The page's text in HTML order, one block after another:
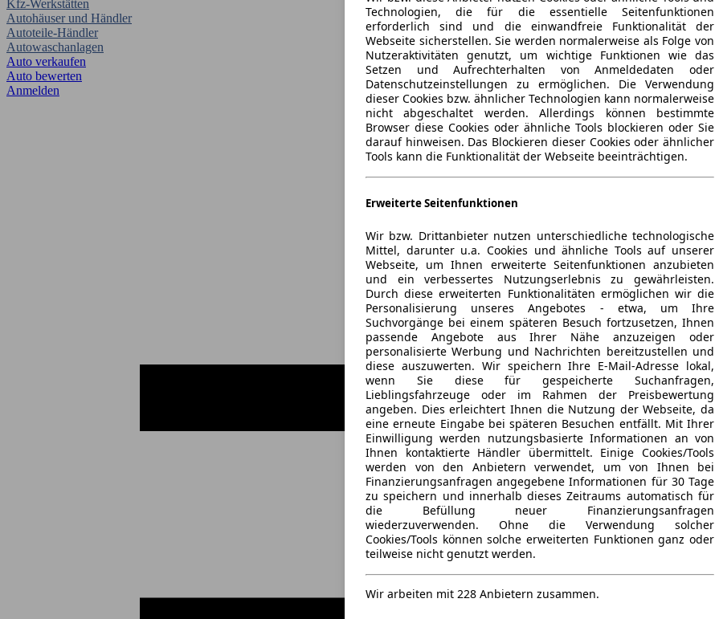
Kfz-Werkstätten
Autohäuser und Händler
Autoteile-Händler
Autowaschanlagen
Auto verkaufen
Auto bewerten
Anmelden
Technologien, die für die essentielle Seitenfunktionen
erforderlich sind und die einwandfreie Funktionalität der
Webseite sicherstellen. Sie werden normalerweise als Folge von
Nutzeraktivitäten genutzt, um wichtige Funktionen wie das
Setzen und Aufrechterhalten von Anmeldedaten oder
Datenschutzeinstellungen zu ermöglichen. Die Verwendung
dieser Cookies bzw. ähnlicher Technologien kann normalerweise
nicht abgeschaltet werden. Allerdings können bestimmte
Browser diese Cookies oder ähnliche Tools blockieren oder Sie
darauf hinweisen. Das Blockieren dieser Cookies oder ähnlicher
Tools kann die Funktionalität der Webseite beeinträchtigen.
Erweiterte Seitenfunktionen
Wir bzw. Drittanbieter nutzen unterschiedliche technologische
Mittel, darunter u.a. Cookies und ähnliche Tools auf unserer
Webseite, um Ihnen erweiterte Seitenfunktionen anzubieten
und ein verbessertes Nutzungserlebnis zu gewährleisten.
Durch diese erweiterten Funktionalitäten ermöglichen wir die
Personalisierung unseres Angebotes - etwa, um Ihre
Suchvorgänge bei einem späteren Besuch fortzusetzen, Ihnen
passende Angebote aus Ihrer Nähe anzuzeigen oder
personalisierte Werbung und Nachrichten bereitzustellen und
diese auszuwerten. Wir speichern Ihre E-Mail-Adresse lokal,
wenn Sie diese für gespeicherte Suchanfragen,
Lieblingsfahrzeuge oder im Rahmen der Preisbewertung
angeben. Dies erleichtert Ihnen die Nutzung der Webseite, da
eine erneute Eingabe bei späteren Besuchen entfällt. Mit Ihrer
Einwilligung werden nutzungsbasierte Informationen an von
Ihnen kontaktierte Händler übermittelt. Einige Cookies/Tools
werden von den Anbietern verwendet, um von Ihnen bei
Finanzierungsanfragen angegebene Informationen für 30 Tage
zu speichern und innerhalb dieses Zeitraums automatisch für
die Befüllung neuer Finanzierungsanfragen
wiederzuverwenden. Ohne die Verwendung solcher
Cookies/Tools können solche erweiterten Funktionen ganz oder
teilweise nicht genutzt werden.
Wir arbeiten mit 228 Anbietern zusammen.